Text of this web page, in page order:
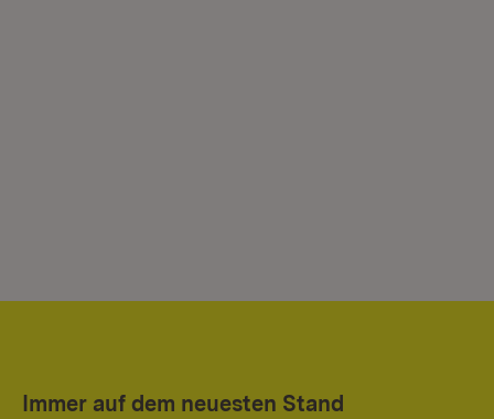
Immer auf dem neuesten Stand